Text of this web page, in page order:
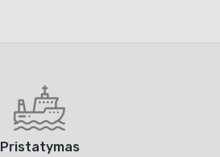
Pristatymas